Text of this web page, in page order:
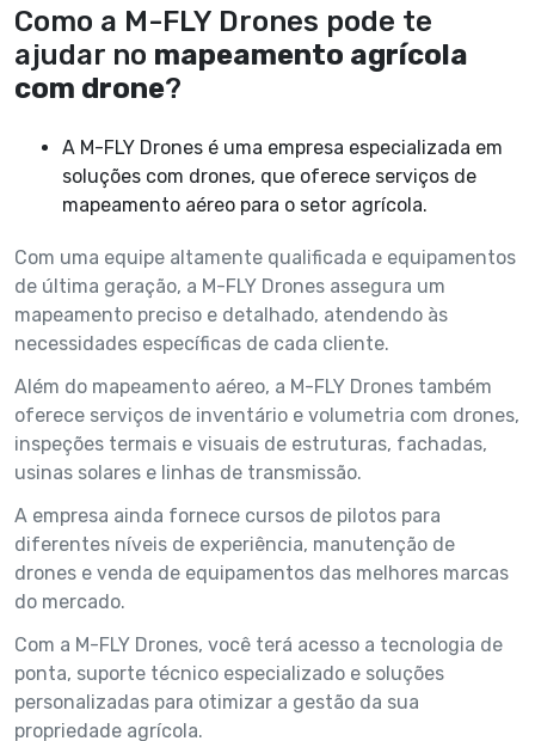
Como a M-FLY Drones pode te
ajudar no mapeamento agrícola
com drone?
A M-FLY Drones é uma empresa especializada em
soluções com drones, que oferece serviços de
mapeamento aéreo para o setor agrícola.
Com uma equipe altamente qualificada e equipamentos
de última geração, a M-FLY Drones assegura um
mapeamento preciso e detalhado, atendendo às
necessidades específicas de cada cliente.
Além do mapeamento aéreo, a M-FLY Drones também
oferece serviços de inventário e volumetria com drones,
inspeções termais e visuais de estruturas, fachadas,
usinas solares e linhas de transmissão.
A empresa ainda fornece cursos de pilotos para
diferentes níveis de experiência, manutenção de
drones e venda de equipamentos das melhores marcas
do mercado.
Com a M-FLY Drones, você terá acesso a tecnologia de
ponta, suporte técnico especializado e soluções
personalizadas para otimizar a gestão da sua
propriedade agrícola.